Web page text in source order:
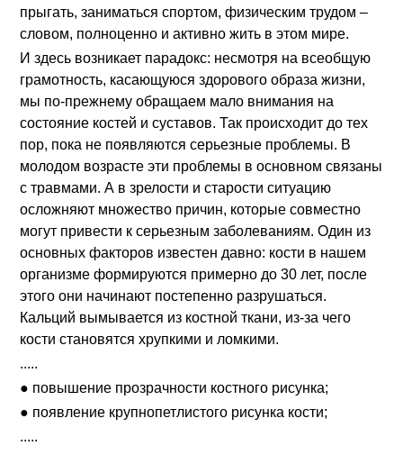
прыгать, заниматься спортом, физическим трудом –
словом, полноценно и активно жить в этом мире.
И здесь возникает парадокс: несмотря на всеобщую
грамотность, касающуюся здорового образа жизни,
мы по-прежнему обращаем мало внимания на
состояние костей и суставов. Так происходит до тех
пор, пока не появляются серьезные проблемы. В
молодом возрасте эти проблемы в основном связаны
с травмами. А в зрелости и старости ситуацию
осложняют множество причин, которые совместно
могут привести к серьезным заболеваниям. Один из
основных факторов известен давно: кости в нашем
организме формируются примерно до 30 лет, после
этого они начинают постепенно разрушаться.
Кальций вымывается из костной ткани, из-за чего
кости становятся хрупкими и ломкими.
.....
● повышение прозрачности костного рисунка;
● появление крупнопетлистого рисунка кости;
.....